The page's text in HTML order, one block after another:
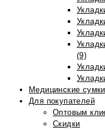
(9)
Медицинские сумки
Для покупателей
Оптовым
Скидки